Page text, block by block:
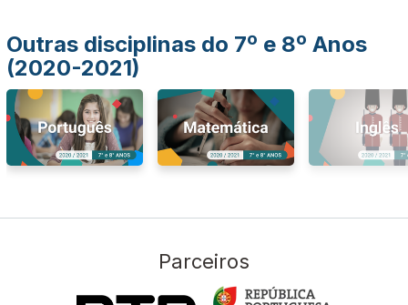
Outras disciplinas do 7º e 8º Anos
(2020-2021)
Parceiros